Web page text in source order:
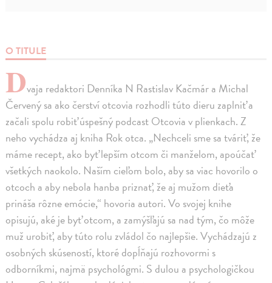
O TITULE
Dvaja redaktori Denníka N Rastislav Kačmár a Michal
Červený sa ako čerství otcovia rozhodli túto dieru zaplniť a
začali spolu robiť úspešný podcast Otcovia v plienkach. Z
neho vychádza aj kniha Rok otca. „Nechceli sme sa tváriť, že
máme recept, ako byť lepším otcom či manželom, apoúčať
všetkých naokolo. Naším cieľom bolo, aby sa viac hovorilo o
otcoch a aby nebola hanba priznať, že aj mužom dieťa
prináša rôzne emócie,“ hovoria autori. Vo svojej knihe
opisujú, aké je byť otcom, a zamýšľajú sa nad tým, čo môže
muž urobiť, aby túto rolu zvládol čo najlepšie. Vychádzajú z
osobných skúseností, ktoré dopĺňajú rozhovormi s
odborníkmi, najmä psychológmi. S dulou a psychologičkou